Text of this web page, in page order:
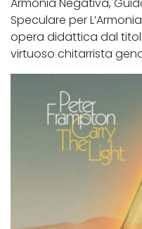
Armonia Negativa,
Speculare per
opera didattica dal
virtuoso chitarrista